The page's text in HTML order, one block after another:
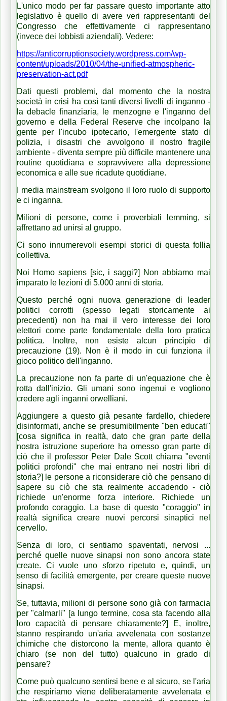
L'unico modo per far passare questo importante atto
legislativo è quello di avere veri rappresentanti del
Congresso che effettivamente ci rappresentano
(invece dei lobbisti aziendali). Vedere:
https://anticorruptionsociety.wordpress.com/wp-
content/uploads/2010/04/the-unified-atmospheric-
preservation-act.pdf
Dati questi problemi, dal momento che la nostra
società in crisi ha così tanti diversi livelli di inganno -
la debacle finanziaria, le menzogne ​​e l'inganno del
governo e della Federal Reserve che incolpano la
gente per l'incubo ipotecario, l'emergente stato di
polizia, i disastri che avvolgono il nostro fragile
ambiente - diventa sempre più difficile mantenere una
routine quotidiana e sopravvivere alla depressione
economica e alle sue ricadute quotidiane.
I media mainstream svolgono il loro ruolo di supporto
e ci inganna.
Milioni di persone, come i proverbiali lemming, si
affrettano ad unirsi al gruppo.
Ci sono innumerevoli esempi storici di questa follia
collettiva.
Noi Homo sapiens [sic, i saggi?] Non abbiamo mai
imparato le lezioni di 5.000 anni di storia.
Questo perché ogni nuova generazione di leader
politici corrotti (spesso legati storicamente ai
precedenti) non ha mai il vero interesse dei loro
elettori come parte fondamentale della loro pratica
politica.
Inoltre, non esiste alcun principio di
precauzione (19). Non è il modo in cui funziona il
gioco politico dell'inganno.
La precauzione non fa parte di un'equazione che è
rotta dall'inizio. Gli umani sono ingenui e vogliono
credere agli inganni orwelliani.
Aggiungere a questo già pesante fardello, chiedere
disinformati, anche se presumibilmente "ben educati"
[cosa significa in realtà, dato che gran parte della
nostra istruzione superiore ha omesso gran parte di
ciò che il professor Peter Dale Scott chiama "eventi
politici profondi" che mai entrano nei nostri libri di
storia?] le persone a riconsiderare ciò che pensano di
sapere su ciò che sta realmente accadendo - ciò
richiede un'enorme forza interiore.
Richiede un
profondo coraggio.
La base di questo "coraggio" in
realtà significa creare nuovi percorsi sinaptici nel
cervello.
Senza di loro, ci sentiamo spaventati, nervosi ...
perché quelle nuove sinapsi non sono ancora state
create. Ci vuole uno sforzo ripetuto e, quindi, un
senso di facilità emergente, per creare queste nuove
sinapsi.
Se, tuttavia, milioni di persone sono già con farmacia
per "calmarli" [a lungo termine, cosa sta facendo alla
loro capacità di pensare chiaramente?] E, inoltre,
stanno respirando un'aria avvelenata con sostanze
chimiche che distorcono la mente, allora quanto è
chiaro (se non del tutto) qualcuno in grado di
pensare?
Come può qualcuno sentirsi bene e al sicuro, se l'aria
che respiriamo viene deliberatamente avvelenata e